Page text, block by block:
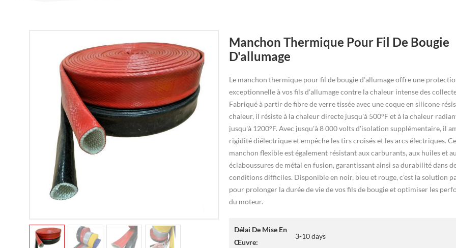
Manchon Thermique Pour Fil De Bougie
D'allumage
Le manchon thermique pour fil de bougie d'allumage offre une
exceptionnelle à vos fils d'allumage contre la chaleur intense des
Fabriqué à partir de fibre de verre tissée avec une coque en silicone
chaleur, il résiste à la chaleur directe jusqu'à 500°F et à la chaleur
jusqu'à 1200°F. Avec jusqu'à 8 000 volts d'isolation supplémentaire, il
rigidité diélectrique et empêche les tirs croisés et les arcs électriques. Ce
manchon flexible est également résistant aux carburants, aux huiles et
éclaboussures de métal en fusion, garantissant ainsi sa durabilité dans
conditions difficiles. Disponible en noir, bleu et rouge, c'est la solution
pour prolonger la durée de vie de vos fils de bougie et optimiser les
du moteur.
Délai De Mise En
Œuvre:
3-10 days